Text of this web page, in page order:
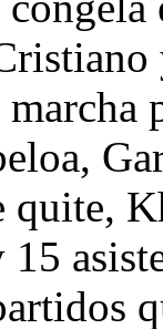
quite,